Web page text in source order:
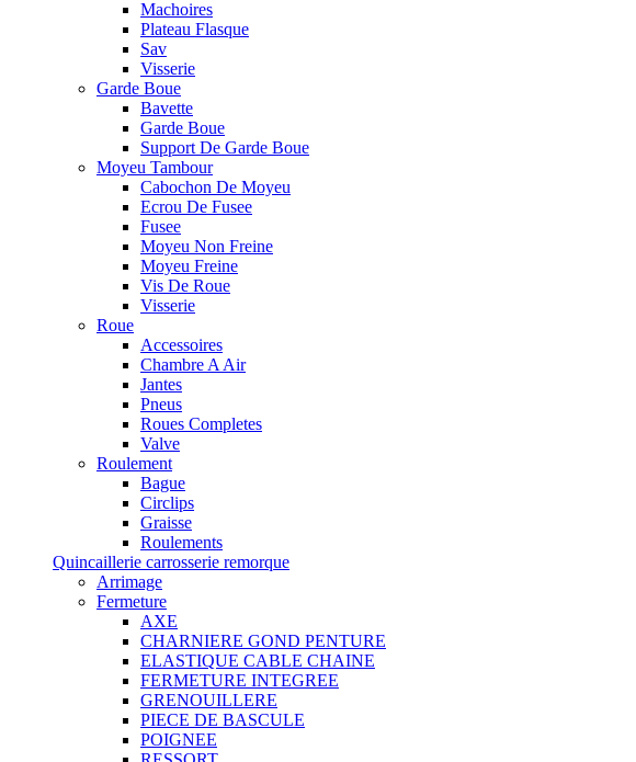
Machoires
Plateau Flasque
Sav
Visserie
Garde Boue
Bavette
Garde Boue
Support De Garde Boue
Moyeu Tambour
Cabochon De Moyeu
Ecrou De Fusee
Fusee
Moyeu Non Freine
Moyeu Freine
Vis De Roue
Visserie
Roue
Accessoires
Chambre A Air
Jantes
Pneus
Roues Completes
Valve
Roulement
Bague
Circlips
Graisse
Roulements
Quincaillerie carrosserie remorque
Arrimage
Fermeture
AXE
CHARNIERE GOND PENTURE
ELASTIQUE CABLE CHAINE
FERMETURE INTEGREE
GRENOUILLERE
PIECE DE BASCULE
POIGNEE